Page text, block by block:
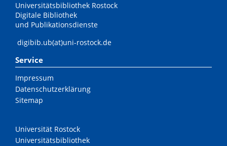
Universitätsbibliothek Rostock
Digitale Bibliothek
und Publikationsdienste
digibib.ub(at)uni-rostock.de
Service
Impressum
Datenschutzerklärung
Sitemap
Universität Rostock
Universitätsbibliothek